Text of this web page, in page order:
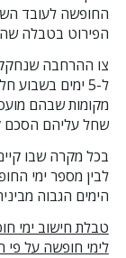
החופשה לעובד
הפירוט בטבלה
צו ההרחבה
ל-5 ימים
שחל עליהם הסכם
בכל מקרה שבו
לבין מספר ימי
הימים הגבוה
טבלת חישוב ימי
לימי חופשה על